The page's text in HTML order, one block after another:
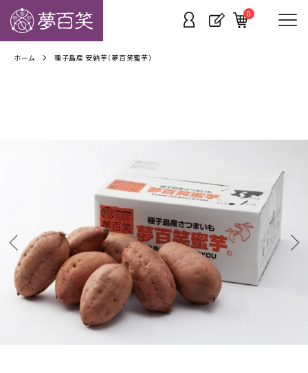
0
ホーム 種子島産 安納芋（夢百笑蜜芋）